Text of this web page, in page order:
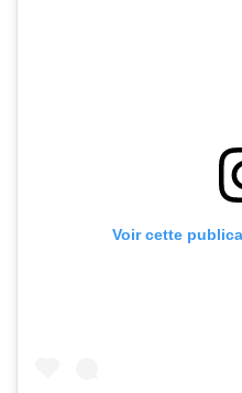
Voir cette